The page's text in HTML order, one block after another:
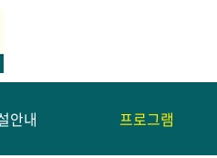
안내 프로그램